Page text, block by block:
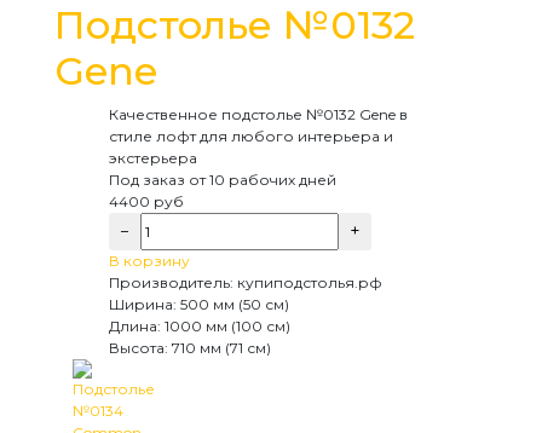
Подстолье №0132
Gene
Качественное подстолье №0132 Gene в
стиле лофт для любого интерьера и
экстерьера
Под заказ от 10 рабочих дней
4400 руб
− +
В корзину
Производитель: купиподстолья.рф
Ширина: 500 мм (50 см)
Длина: 1000 мм (100 см)
Высота: 710 мм (71 см)